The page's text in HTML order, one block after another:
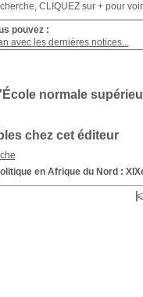
CLIQUEZ sur + pour
pouvez :
avec les dernières notices...
normale
chez cet éditeur
en Afrique du Nord :